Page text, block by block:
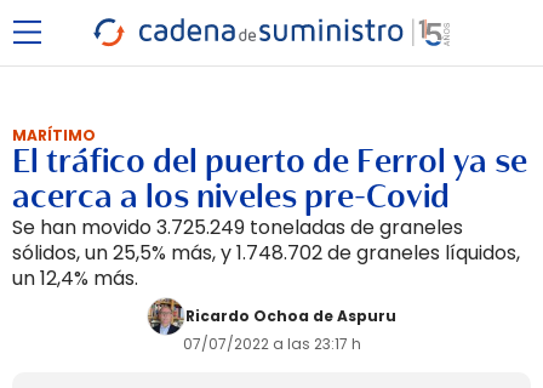
MARÍTIMO
El tráfico del puerto de Ferrol ya se
acerca a los niveles pre-Covid
Se han movido 3.725.249 toneladas de graneles
sólidos, un 25,5% más, y 1.748.702 de graneles líquidos,
un 12,4% más.
Ricardo Ochoa de Aspuru
07/07/2022 a las 23:17 h